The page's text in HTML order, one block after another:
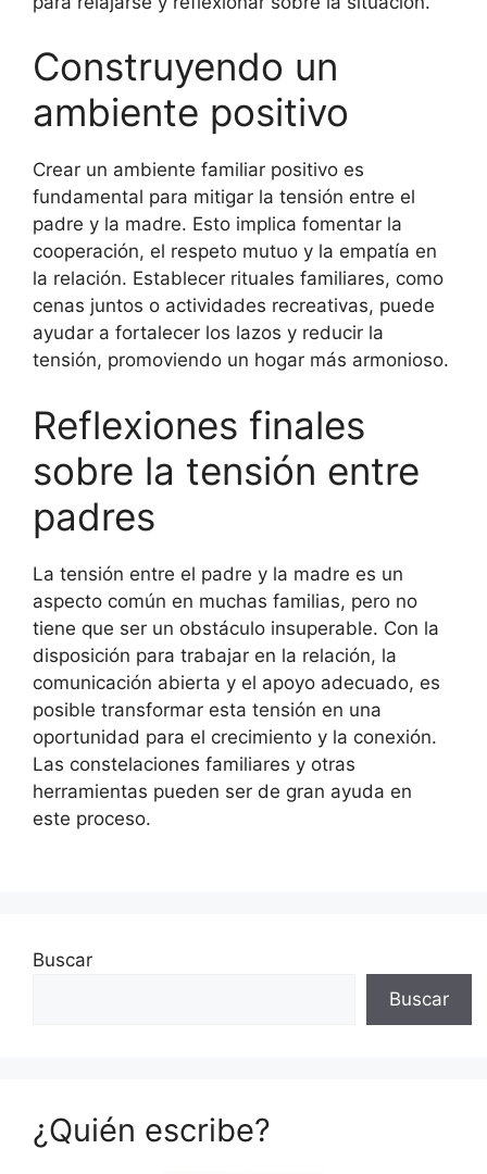
Construyendo un
ambiente positivo
Crear un ambiente familiar positivo es
fundamental para mitigar la tensión entre el
padre y la madre. Esto implica fomentar la
cooperación, el respeto mutuo y la empatía en
la relación. Establecer rituales familiares, como
cenas juntos o actividades recreativas, puede
ayudar a fortalecer los lazos y reducir la
tensión, promoviendo un hogar más armonioso.
Reflexiones finales
sobre la tensión entre
padres
La tensión entre el padre y la madre es un
aspecto común en muchas familias, pero no
tiene que ser un obstáculo insuperable. Con la
disposición para trabajar en la relación, la
comunicación abierta y el apoyo adecuado, es
posible transformar esta tensión en una
oportunidad para el crecimiento y la conexión.
Las constelaciones familiares y otras
herramientas pueden ser de gran ayuda en
este proceso.
Buscar
Buscar
¿Quién escribe?